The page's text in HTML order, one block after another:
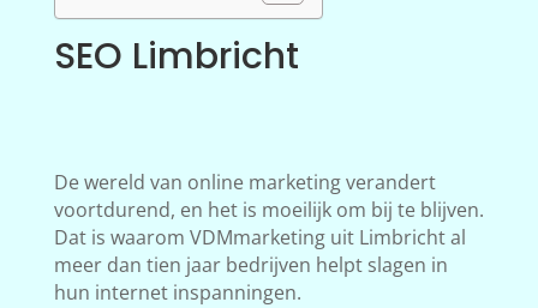
SEO Limbricht
De wereld van online marketing verandert
voortdurend, en het is moeilijk om bij te blijven.
Dat is waarom VDMmarketing uit Limbricht al
meer dan tien jaar bedrijven helpt slagen in
hun internet inspanningen.